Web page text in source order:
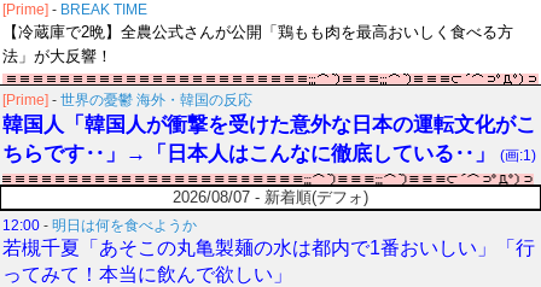
[Prime] - BREAK TIME
【冷蔵庫で2晩】全農公式さんが公開「鶏もも肉を最高おいしく食べる方
法」が大反響！
[Prime] - 世界の憂鬱 海外・韓国の反応
韓国人「韓国人が衝撃を受けた意外な日本の運転文化がこ
ちらです‥」→「日本人はこんなに徹底している‥」
(画:1)
2026/08/07 - 新着順(デフォ)
12:00 - 明日は何を食べようか
若槻千夏「あそこの丸亀製麺の水は都内で1番おいしい」「行
ってみて！本当に飲んで欲しい」